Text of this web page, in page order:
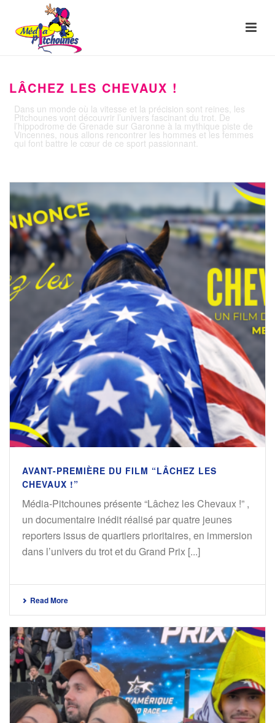
LÂCHEZ LES CHEVAUX !
Dans un monde où la vitesse et la précision sont reines, les
Pitchounes vont découvrir l’univers fascinant du trot. De
l’hippodrome de Grenade sur Garonne à la mythique piste de
Vincennes, nous allons rencontrer les hommes et les femmes
qui font battre le cœur de ce sport passionnant.
AVANT-PREMIÈRE DU FILM “LÂCHEZ LES
CHEVAUX !”
Média-Pitchounes présente “Lâchez les Chevaux !” ,
un documentaire inédit réalisé par quatre jeunes
reporters issus de quartiers prioritaires, en immersion
dans l’univers du trot et du Grand Prix [...]
Read More